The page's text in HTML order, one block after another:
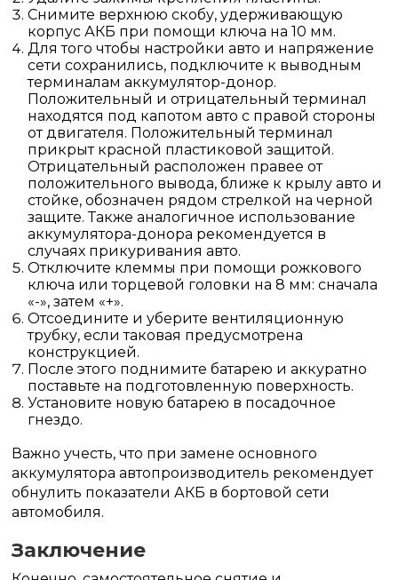
Снимите верхнюю скобу, удерживающую
корпус АКБ при помощи ключа на 10 мм.
Для того чтобы настройки авто и напряжение
сети сохранились, подключите к выводным
терминалам аккумулятор-донор.
Положительный и отрицательный терминал
находятся под капотом авто с правой стороны
от двигателя. Положительный терминал
прикрыт красной пластиковой защитой.
Отрицательный расположен правее от
положительного вывода, ближе к крылу авто и
стойке, обозначен рядом стрелкой на черной
защите. Также аналогичное использование
аккумулятора-донора рекомендуется в
случаях прикуривания авто.
Отключите клеммы при помощи рожкового
ключа или торцевой головки на 8 мм: сначала
«-», затем «+».
Отсоедините и уберите вентиляционную
трубку, если таковая предусмотрена
конструкцией.
После этого поднимите батарею и аккуратно
поставьте на подготовленную поверхность.
Установите новую батарею в посадочное
гнездо.
Важно учесть, что при замене основного
аккумулятора автопроизводитель рекомендует
обнулить показатели АКБ в бортовой сети
автомобиля.
Заключение